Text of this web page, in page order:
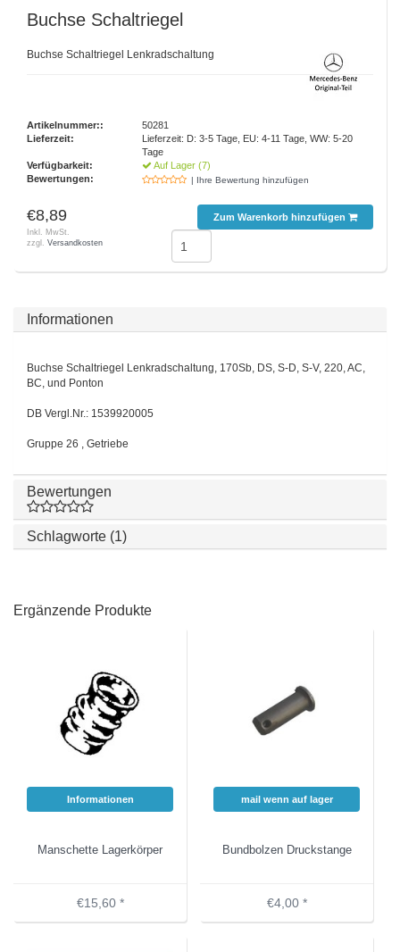
Buchse Schaltriegel
Buchse Schaltriegel Lenkradschaltung
Artikelnummer::
50281
Lieferzeit:
Lieferzeit: D: 3-5 Tage, EU: 4-11 Tage, WW: 5-20
Tage
Verfügbarkeit:
Auf Lager (7)
Bewertungen:
| Ihre Bewertung hinzufügen
€8,89
Inkl. MwSt.
zzgl. Versandkosten
Zum Warenkorb hinzufügen
Informationen
Buchse Schaltriegel Lenkradschaltung, 170Sb, DS, S-D, S-V, 220, AC,
BC, und Ponton
DB Vergl.Nr.: 1539920005
Gruppe 26 , Getriebe
Bewertungen
Schlagworte (1)
Ergänzende Produkte
Informationen
Manschette Lagerkörper
€15,60 *
mail wenn auf lager
Bundbolzen Druckstange
€4,00 *